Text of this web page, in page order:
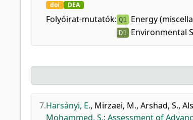
doi DEA
Folyóirat-mutatók: Q1 Energy
D1 Environmental
7.Harsányi, E., Mirzaei, M., Arshad, S.,
Mohammed, S.: Assessment of